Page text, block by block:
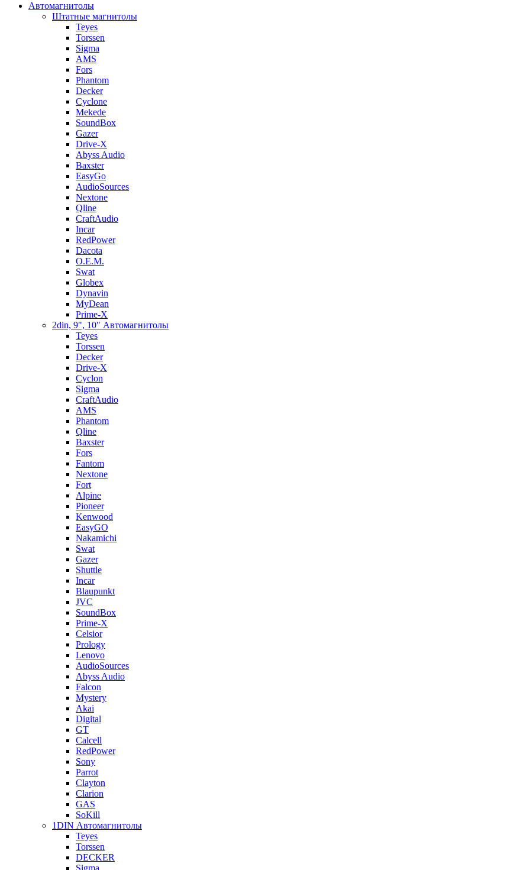
Автомагнитолы
Штатные магнитолы
Teyes
Torssen
Sigma
AMS
Fors
Phantom
Decker
Cyclone
Mekede
SoundBox
Gazer
Drive-X
Abyss Audio
Baxster
EasyGo
AudioSources
Nextone
Qline
CraftAudio
Incar
RedPower
Dacota
O.E.M.
Swat
Globex
Dynavin
MyDean
Prime-X
2din, 9", 10" Автомагнитолы
Teyes
Torssen
Decker
Drive-X
Cyclon
Sigma
CraftAudio
AMS
Phantom
Qline
Baxster
Fors
Fantom
Nextone
Fort
Alpine
Pioneer
Kenwood
EasyGO
Nakamichi
Swat
Gazer
Shuttle
Incar
Blaupunkt
JVC
SoundBox
Prime-X
Celsior
Prology
Lenovo
AudioSources
Abyss Audio
Falcon
Mystery
Akai
Digital
GT
Calcell
RedPower
Sony
Parrot
Clayton
Clarion
GAS
SoKill
1DIN Автомагнитолы
Teyes
Torssen
DECKER
Sigma